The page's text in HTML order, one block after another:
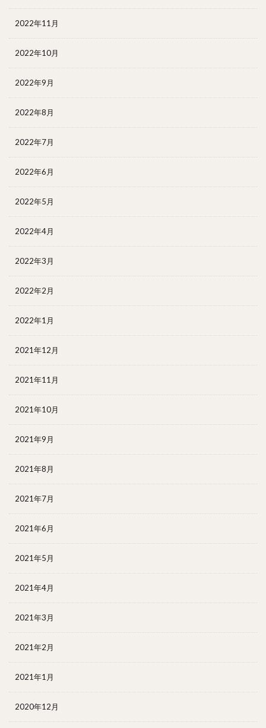
2022年11月
2022年10月
2022年9月
2022年8月
2022年7月
2022年6月
2022年5月
2022年4月
2022年3月
2022年2月
2022年1月
2021年12月
2021年11月
2021年10月
2021年9月
2021年8月
2021年7月
2021年6月
2021年5月
2021年4月
2021年3月
2021年2月
2021年1月
2020年12月